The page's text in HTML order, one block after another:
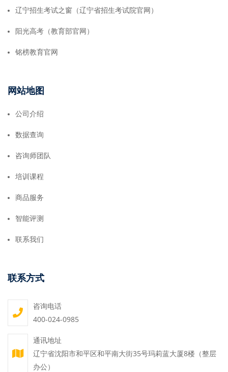
辽宁招生考试之窗（辽宁省招生考试院官网）
阳光高考（教育部官网）
铭榜教育官网
网站地图
公司介绍
数据查询
咨询师团队
培训课程
商品服务
智能评测
联系我们
联系方式
咨询电话
400-024-0985
通讯地址
辽宁省沈阳市和平区和平南大街35号玛莉蓝大厦8楼（整层
办公）